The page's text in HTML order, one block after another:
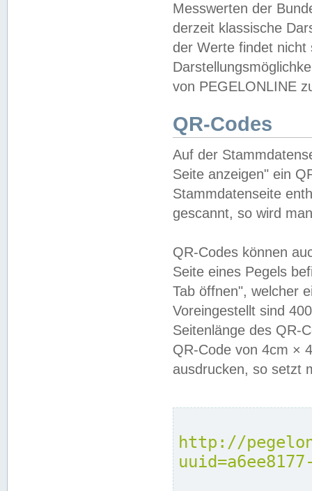
Messwerten der
derzeit klassische
der Werte findet
von PEGELONLINE
QR-Codes
Auf der
Seite anzeigen" ein
Stammdatenseite
gescannt, so wird
QR-Codes können
Seite eines Pegels
Tab öffnen", welcher
Voreingestellt sind
Seitenlänge des QR-
QR-Code von 4cm ×
ausdrucken, so setzt
http://